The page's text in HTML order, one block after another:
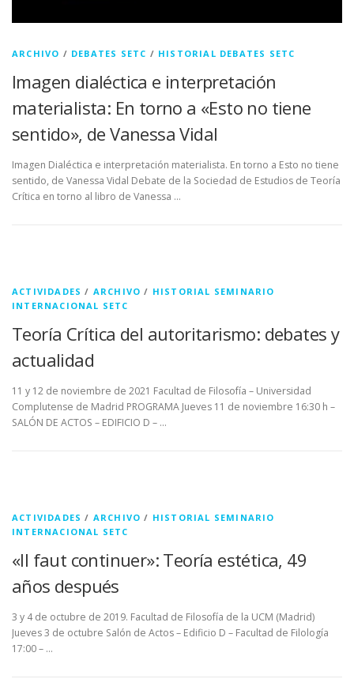
ARCHIVO / DEBATES SETC / HISTORIAL DEBATES SETC
Imagen dialéctica e interpretación
materialista: En torno a «Esto no tiene
sentido», de Vanessa Vidal
Imagen Dialéctica e interpretación materialista. En torno a Esto no tiene
sentido, de Vanessa Vidal Debate de la Sociedad de Estudios de Teoría
Crítica en torno al libro de Vanessa …
ACTIVIDADES / ARCHIVO / HISTORIAL SEMINARIO
INTERNACIONAL SETC
Teoría Crítica del autoritarismo: debates y
actualidad
11 y 12 de noviembre de 2021 Facultad de Filosofía – Universidad
Complutense de Madrid PROGRAMA Jueves 11 de noviembre 16:30 h –
SALÓN DE ACTOS – EDIFICIO D – …
ACTIVIDADES / ARCHIVO / HISTORIAL SEMINARIO
INTERNACIONAL SETC
«Il faut continuer»: Teoría estética, 49
años después
3 y 4 de octubre de 2019. Facultad de Filosofía de la UCM (Madrid)
Jueves 3 de octubre Salón de Actos – Edificio D – Facultad de Filología
17:00 – …